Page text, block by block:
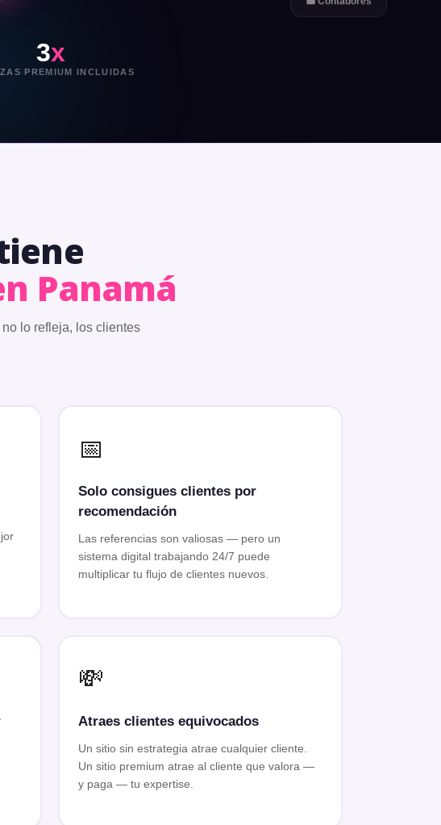
💼 Contadores
3x
PREMIUM INCLUIDAS
Panamá
lo refleja, los clientes
📅
Solo consigues clientes por
recomendación
Las referencias son valiosas — pero un
sistema digital trabajando 24/7 puede
multiplicar tu flujo de clientes nuevos.
💸
Atraes clientes equivocados
Un sitio sin estrategia atrae cualquier cliente.
Un sitio premium atrae al cliente que valora —
y paga — tu expertise.